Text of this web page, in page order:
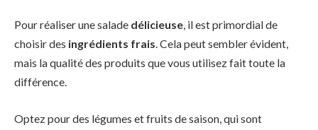
Pour réaliser une salade délicieuse, il est primordial de
choisir des ingrédients frais. Cela peut sembler évident,
mais la qualité des produits que vous utilisez fait toute la
différence.
Optez pour des légumes et fruits de saison, qui sont